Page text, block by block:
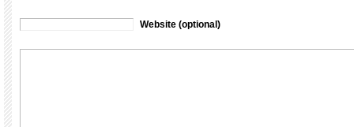
Website (optional)